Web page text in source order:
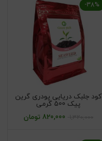
-38%
کود جلبک دریایی پودری گرین
پیک 500 گرمی
820,000 تومان